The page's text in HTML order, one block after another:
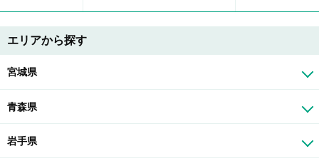
エリアから探す
宮城県
青森県
岩手県